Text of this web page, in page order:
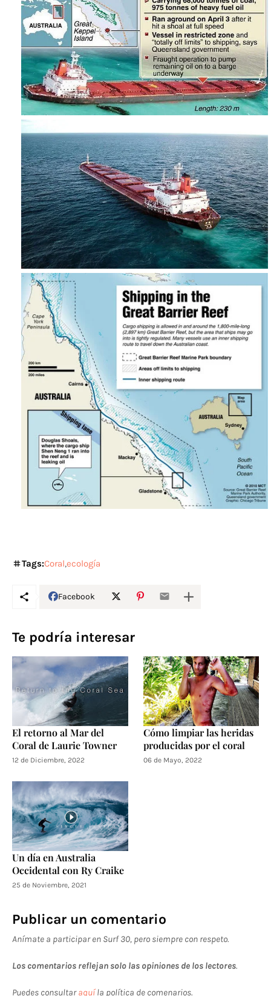
Tags:Coral ecología
Facebook
Te podría interesar
El retorno al Mar del
Coral de Laurie Towner
12 de Diciembre, 2022
Cómo limpiar las heridas
producidas por el coral
06 de Mayo, 2022
Un día en Australia
Occidental con Ry Craike
25 de Noviembre, 2021
Publicar un comentario
Anímate a participar en Surf 30, pero siempre con respeto.
Los comentarios reflejan solo las opiniones de los lectores.
Puedes consultaraquíla política de comenarios.